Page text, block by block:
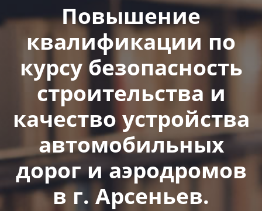
Повышение
квалификации по
курсу безопасность
строительства и
качество устройства
автомобильных
дорог и аэродромов
в г. Арсеньев.